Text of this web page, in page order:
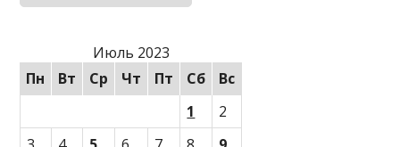
Июль 2023
Пн
Вт Ср Чт Пт Сб
Вс
1
2